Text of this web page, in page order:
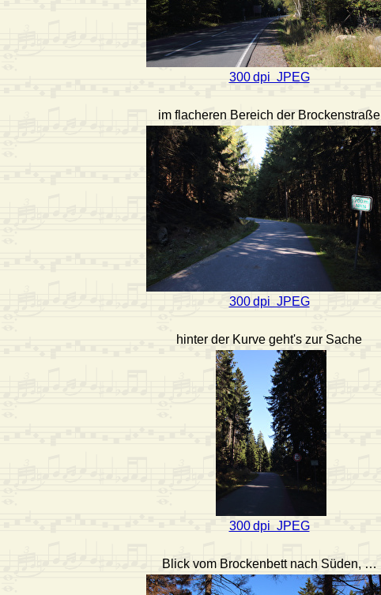
300 dpi JPEG
im flacheren Bereich der Brockenstraße
300 dpi JPEG
hinter der Kurve geht's zur Sache
300 dpi JPEG
Blick vom Brockenbett nach Süden, …